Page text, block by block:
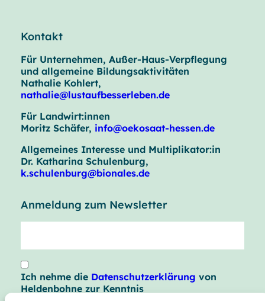
Kontakt
Für Unternehmen, Außer-Haus-Verpflegung
und allgemeine Bildungsaktivitäten
Nathalie Kohlert,
nathalie@lustaufbesserleben.de
Für Landwirt:innen
Moritz Schäfer, info@oekosaat-hessen.de
Allgemeines Interesse und Multiplikator:in
Dr. Katharina Schulenburg,
k.schulenburg@bionales.de
Anmeldung zum Newsletter
Ich nehme die Datenschutzerklärung von
Heldenbohne zur Kenntnis